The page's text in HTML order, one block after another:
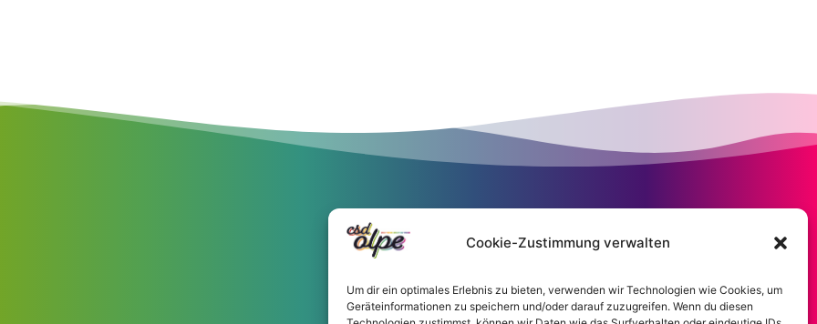
Cookie-Zustimmung verwalten
Um dir ein optimales Erlebnis zu bieten, verwenden wir Technologien wie Cookies, um
Geräteinformationen zu speichern und/oder darauf zuzugreifen. Wenn du diesen